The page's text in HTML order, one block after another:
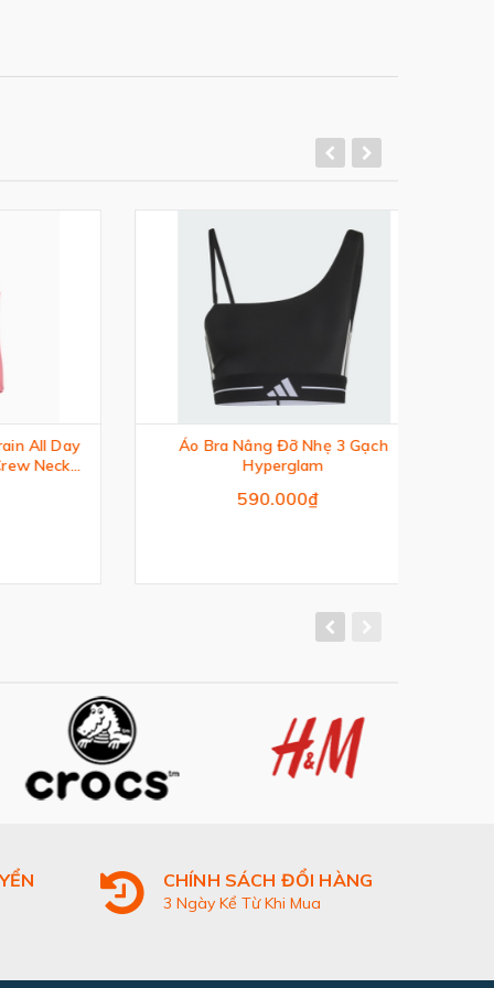
Day
Áo Bra Nâng Đỡ Nhẹ 3 Gạch
Hyperglam
590.000₫
CHÍNH SÁCH ĐỔI HÀNG
3 Ngày Kể Từ Khi Mua